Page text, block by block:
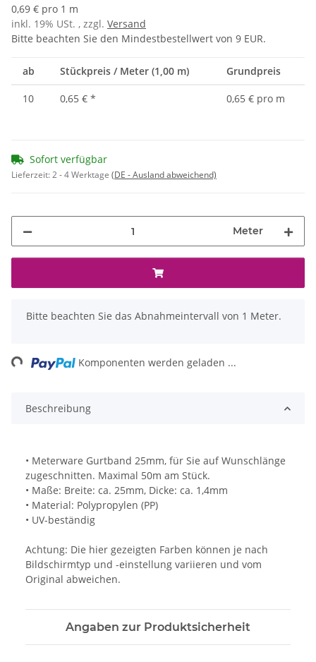
0,69 € pro 1 m
inkl. 19% USt. , zzgl. Versand
Bitte beachten Sie den Mindestbestellwert von 9 EUR.
ab Stückpreis / Meter (1,00 m) Grundpreis
10 0,65 € * 0,65 € pro m
Sofort verfügbar
Lieferzeit:2 - 4 Werktage (DE - Ausland abweichend)
Meter
x
Bitte beachten Sie das Abnahmeintervall von 1 Meter.
Komponenten werden geladen ...
Beschreibung
• Meterware Gurtband 25mm, für Sie auf Wunschlänge
zugeschnitten. Maximal 50m am Stück.
• Maße: Breite: ca. 25mm, Dicke: ca. 1,4mm
• Material: Polypropylen (PP)
• UV-beständig
Achtung: Die hier gezeigten Farben können je nach
Bildschirmtyp und -einstellung variieren und vom
Original abweichen.
Angaben zur Produktsicherheit